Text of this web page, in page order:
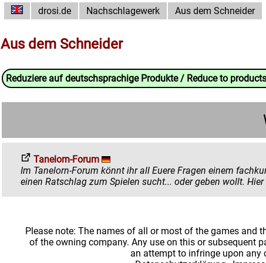
drosi.de Nachschlagewerk Aus dem Schneider
Aus dem Schneider
Reduziere auf deutschsprachige Produkte / Reduce to
Tanelorn-Forum
Im Tanelorn-Forum könnt ihr all Euere Fragen einem fachkundigen Publikum stellen.
Please note: The names of all or most of the games and
of the owning company. Any use on this or subsequent
an attempt to infringe upon any